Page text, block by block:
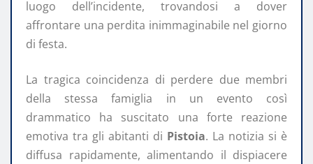
luogo dell’incidente, trovandosi a dover
affrontare una perdita inimmaginabile nel giorno
di festa.
La tragica coincidenza di perdere due membri
della stessa famiglia in un evento così
drammatico ha suscitato una forte reazione
emotiva tra gli abitanti di Pistoia. La notizia si è
diffusa rapidamente, alimentando il dispiacere